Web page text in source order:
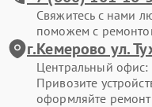
Свяжитесь с нами
поможем с
г.Кемерово ул.
Центральный офис:
Привозите
оформляйте ремонт